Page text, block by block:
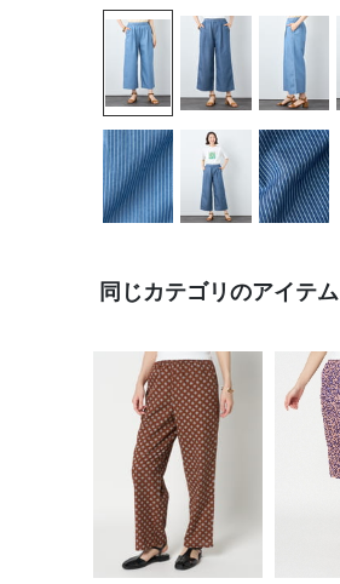
同じカテゴリのアイテム